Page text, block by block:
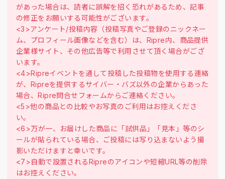
があった場合は、読者に誤解を招く恐れがあるため、記事
の修正をお願いする可能性がございます。
<3>アンケート/投稿内容（投稿写真やご登録のニックネー
ム、プロフィール画像などを含む）は、Ripre内、商品提供
企業様サイト、その他広告等で利用させて頂く場合がござ
います。
<4>Ripreイベントを通して投稿した投稿物を使用する連絡
が、Ripreを提供するサイバー・バズ以外の企業からあった
場合、Ripre問合せフォームからご連絡ください。
<5>他の商品との比較やお写真のご利用はお控えくださ
い。
<6>万が一、お届けした商品に「試供品」「見本」等のシ
ールが貼られている場合、ご投稿には写り込まないよう撮
影いただけますと幸いです。
<7>自動で設置されるRipreのアイコンや短縮URL等の削除
はお控えください。